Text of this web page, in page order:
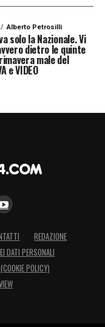
Alberto Petrosilli
solo la Nazionale. Vi
dietro le quinte
male del
e VIDEO
REDAZIONE
DATI PERSONALI
POLICY)